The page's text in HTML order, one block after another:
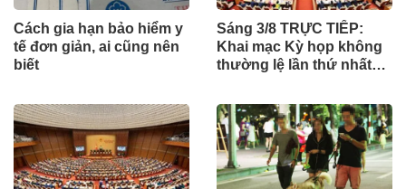
Cách gia hạn bảo hiểm y
tế đơn giản, ai cũng nên
biết
Sáng 3/8 TRỰC TIẾP:
Khai mạc Kỳ họp không
thường lệ lần thứ nhất